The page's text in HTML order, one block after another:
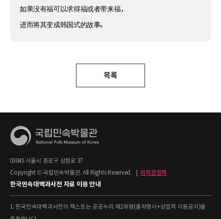
如果没有福可以求得福或者带来福，
进而将其变成韩国式的故事。
목록
03045 서울시 종로구 삼청로 37
Copyright © 국립민속박물관. All Rights Reserved.
저작권정책
한국민속대백과사전 자료 이용 안내
1. 한국민속대백과사전의 텍스트는 공공누리 제2유형(출처명시+상업적 이용금지)을